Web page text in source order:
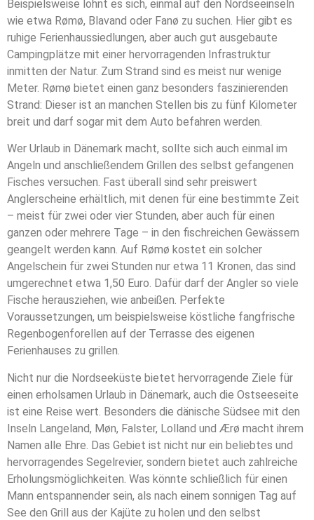
Beispielsweise lohnt es sich, einmal auf den Nordseeinseln
wie etwa Rømø, Blavand oder Fanø zu suchen. Hier gibt es
ruhige Ferienhaussiedlungen, aber auch gut ausgebaute
Campingplätze mit einer hervorragenden Infrastruktur
inmitten der Natur. Zum Strand sind es meist nur wenige
Meter. Rømø bietet einen ganz besonders faszinierenden
Strand: Dieser ist an manchen Stellen bis zu fünf Kilometer
breit und darf sogar mit dem Auto befahren werden.
Wer Urlaub in Dänemark macht, sollte sich auch einmal im
Angeln und anschließendem Grillen des selbst gefangenen
Fisches versuchen. Fast überall sind sehr preiswert
Anglerscheine erhältlich, mit denen für eine bestimmte Zeit
– meist für zwei oder vier Stunden, aber auch für einen
ganzen oder mehrere Tage – in den fischreichen Gewässern
geangelt werden kann. Auf Rømø kostet ein solcher
Angelschein für zwei Stunden nur etwa 11 Kronen, das sind
umgerechnet etwa 1,50 Euro. Dafür darf der Angler so viele
Fische herausziehen, wie anbeißen. Perfekte
Voraussetzungen, um beispielsweise köstliche fangfrische
Regenbogenforellen auf der Terrasse des eigenen
Ferienhauses zu grillen.
Nicht nur die Nordseeküste bietet hervorragende Ziele für
einen erholsamen Urlaub in Dänemark, auch die Ostseeseite
ist eine Reise wert. Besonders die dänische Südsee mit den
Inseln Langeland, Møn, Falster, Lolland und Ærø macht ihrem
Namen alle Ehre. Das Gebiet ist nicht nur ein beliebtes und
hervorragendes Segelrevier, sondern bietet auch zahlreiche
Erholungsmöglichkeiten. Was könnte schließlich für einen
Mann entspannender sein, als nach einem sonnigen Tag auf
See den Grill aus der Kajüte zu holen und den selbst